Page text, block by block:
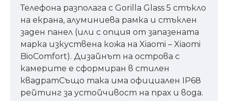
Телефона разполага с Gorilla Glass 5 стъкло
на екрана, алуминиева рамка и стъклен
заден панел (или с опция от запазената
марка изкуствена кожа на Xiaomi – Xiaomi
BioComfort). Дизайнът на острова с
камерите е сформиран в стилен
квадратСъщо така има официален IP68
рейтинг за устойчивост на прах и вода.